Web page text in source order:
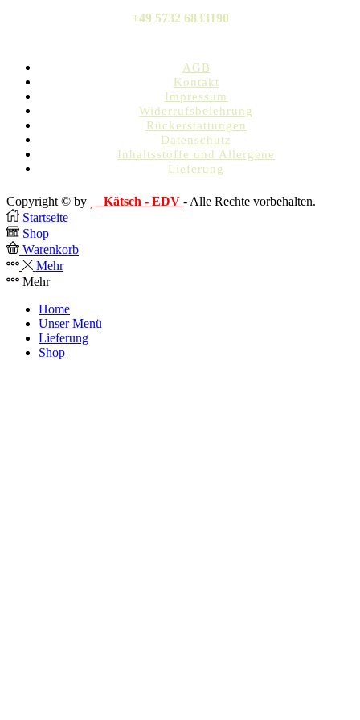
+49 5732 6833190
AGB
Kontakt
Impressum
Widerrufsbelehrung
Rückerstattungen
Datenschutz
Inhaltsstoffe und Allergene
Lieferung
Copyright © by Kätsch - EDV - Alle Rechte vorbehalten.
Startseite
Shop
Warenkorb
Mehr
Mehr
Home
Unser Menü
Lieferung
Shop